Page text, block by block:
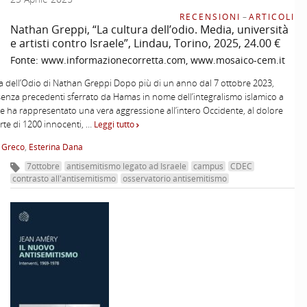
RECENSIONI –ARTICOLI
Nathan Greppi, “La cultura dell’odio. Media, università
e artisti contro Israele”, Lindau, Torino, 2025, 24.00 €
Fonte: www.informazionecorretta.com, www.mosaico-cem.it
dell’Odio di Nathan Greppi Dopo più di un anno dal 7 ottobre 2023,
precedenti sferrato da Hamas in nome dell’integralismo islamico a
ha rappresentato una vera aggressione all’intero Occidente, al dolore
di 1200 innocenti, … Leggi tutto
, Esterina Dana
7ottobre antisemitismo legato ad Israele campus
CDEC
contrasto all'antisemitismo
osservatorio antisemitismo